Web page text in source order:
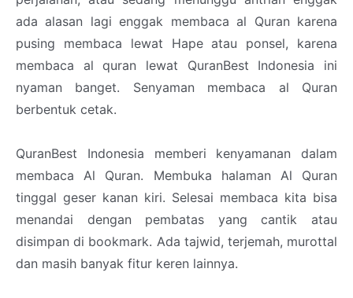
ada alasan lagi enggak membaca al Quran karena
pusing membaca lewat Hape atau ponsel, karena
membaca al quran lewat QuranBest Indonesia ini
nyaman banget. Senyaman membaca al Quran
berbentuk cetak.
QuranBest Indonesia memberi kenyamanan dalam
membaca Al Quran. Membuka halaman Al Quran
tinggal geser kanan kiri. Selesai membaca kita bisa
menandai dengan pembatas yang cantik atau
disimpan di bookmark. Ada tajwid, terjemah, murottal
dan masih banyak fitur keren lainnya.